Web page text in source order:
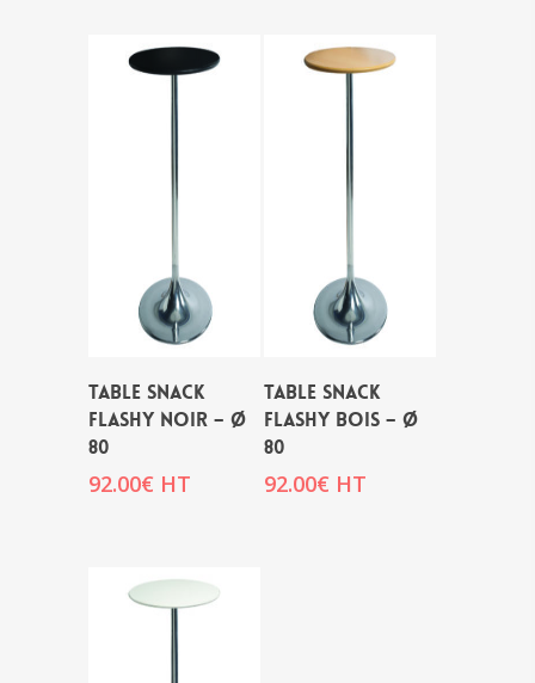
TABLE SNACK
FLASHY NOIR – Ø
80
92.00€ HT
TABLE SNACK
FLASHY BOIS – Ø
80
92.00€ HT